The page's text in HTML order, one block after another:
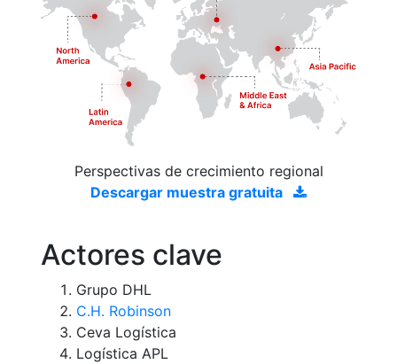
Perspectivas de crecimiento regional
Descargar muestra gratuita
Actores clave
Grupo DHL
C.H. Robinson
Ceva Logística
Logística APL